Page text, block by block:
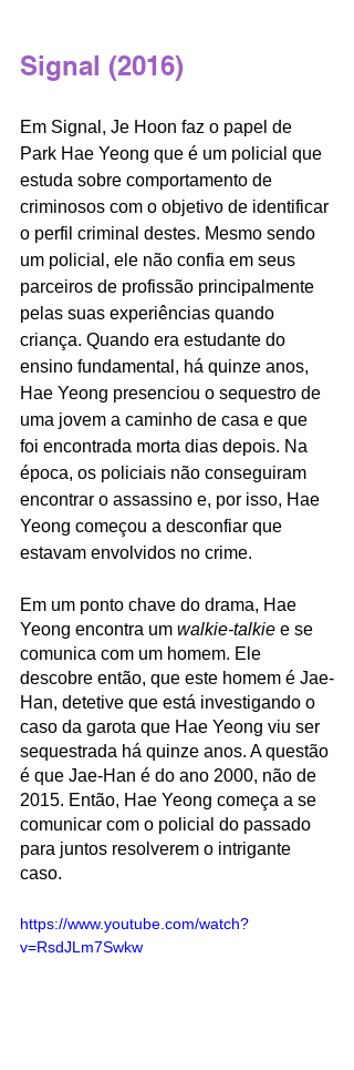
Signal (2016)
Em Signal, Je Hoon faz o papel de
Park Hae Yeong que é um policial que
estuda sobre comportamento de
criminosos com o objetivo de identificar
o perfil criminal destes. Mesmo sendo
um policial, ele não confia em seus
parceiros de profissão principalmente
pelas suas experiências quando
criança. Quando era estudante do
ensino fundamental, há quinze anos,
Hae Yeong presenciou o sequestro de
uma jovem a caminho de casa e que
foi encontrada morta dias depois. Na
época, os policiais não conseguiram
encontrar o assassino e, por isso, Hae
Yeong começou a desconfiar que
estavam envolvidos no crime.
Em um ponto chave do drama, Hae
Yeong encontra um walkie-talkie e se
comunica com um homem. Ele
descobre então, que este homem é Jae-
Han, detetive que está investigando o
caso da garota que Hae Yeong viu ser
sequestrada há quinze anos. A questão
é que Jae-Han é do ano 2000, não de
2015. Então, Hae Yeong começa a se
comunicar com o policial do passado
para juntos resolverem o intrigante
caso.
https://www.youtube.com/watch?
v=RsdJLm7Swkw